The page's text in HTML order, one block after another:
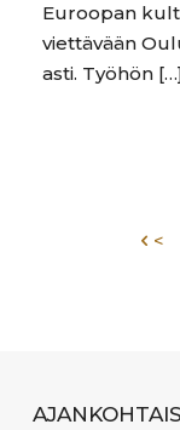
Euroopan
viettävään
asti. Työhön
<